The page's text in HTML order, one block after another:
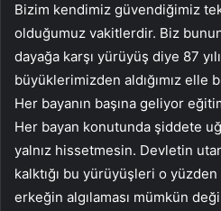
Bizim kendimiz güvendiğimiz
olduğumuz vakitlerdir. Biz
dayağa karşı yürüyüş diye 87
büyüklerimizden aldığımız elle
Her bayanın başına geliyor
Her bayan konutunda şiddete
yalnız hissetmesin. Devletin
kalktığı bu yürüyüşleri o
erkeğin algılaması mümkün